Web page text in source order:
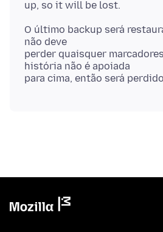
O último backup será
não deve
perder quaisquer
história não é apoiada